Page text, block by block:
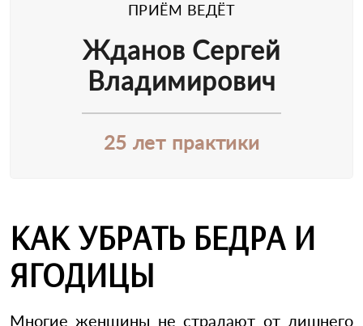
ПРИЁМ ВЕДЁТ
Жданов Сергей
Владимирович
25 лет практики
КАК УБРАТЬ БЕДРА И
ЯГОДИЦЫ
Многие женщины не страдают от лишнего